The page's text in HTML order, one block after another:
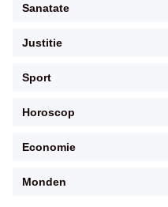
Sanatate
Justitie
Sport
Horoscop
Economie
Monden